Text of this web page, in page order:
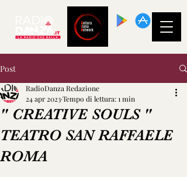
Post
" CREATIVE SOULS "
TEATRO SAN RAFFAELE
ROMA
RadioDanza Redazione
24 apr 2023Tempo di lettura: 1 min